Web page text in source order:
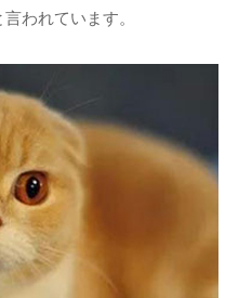
われています。